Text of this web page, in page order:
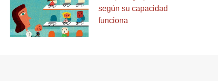
según su capacidad
funciona